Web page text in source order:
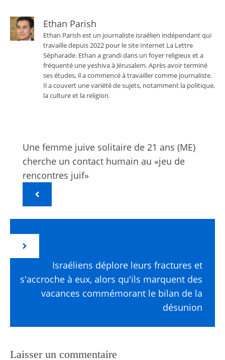
Ethan Parish
Ethan Parish est un journaliste israélien indépendant qui
travaille depuis 2022 pour le site Internet La Lettre
Sépharade. Ethan a grandi dans un foyer religieux et a
fréquenté une yeshiva à Jérusalem. Après avoir terminé
ses études, il a commencé à travailler comme journaliste.
Il a couvert une variété de sujets, notamment la politique,
la culture et la religion.
Une femme juive solitaire de 21 ans (ME)
cherche un contact humain au «jeu de
rencontres juif»
Israéliens déplore leurs fractures et
s'accroche à eux, alors qu'ils marquent des
vacances commémorant le bilan de la
désunion
Laisser un commentaire